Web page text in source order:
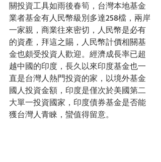
關投資工具如雨後春筍，台灣本地基金
業者基金有人民幣級別多達258檔，兩岸
一家親，商業往來密切，人民幣是必有
的資產，拜這之賜，人民幣計價相關基
金也頗受投資人歡迎。經濟成長率已超
越中國的印度，長久以來印度基金也一
直是台灣人熱門投資的家，以境外基金
國人投資金額，印度是僅次於美國第二
大單一投資國家，印度債券基金是否能
獲台灣人青睞，蠻值得留意。